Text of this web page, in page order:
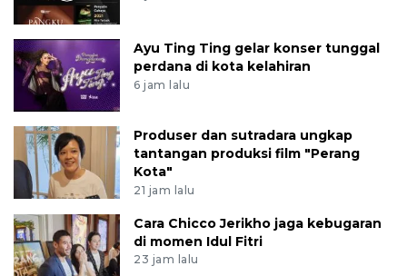
Ayu Ting Ting gelar konser tunggal
perdana di kota kelahiran
6 jam lalu
Produser dan sutradara ungkap
tantangan produksi film "Perang
Kota"
21 jam lalu
Cara Chicco Jerikho jaga kebugaran
di momen Idul Fitri
23 jam lalu